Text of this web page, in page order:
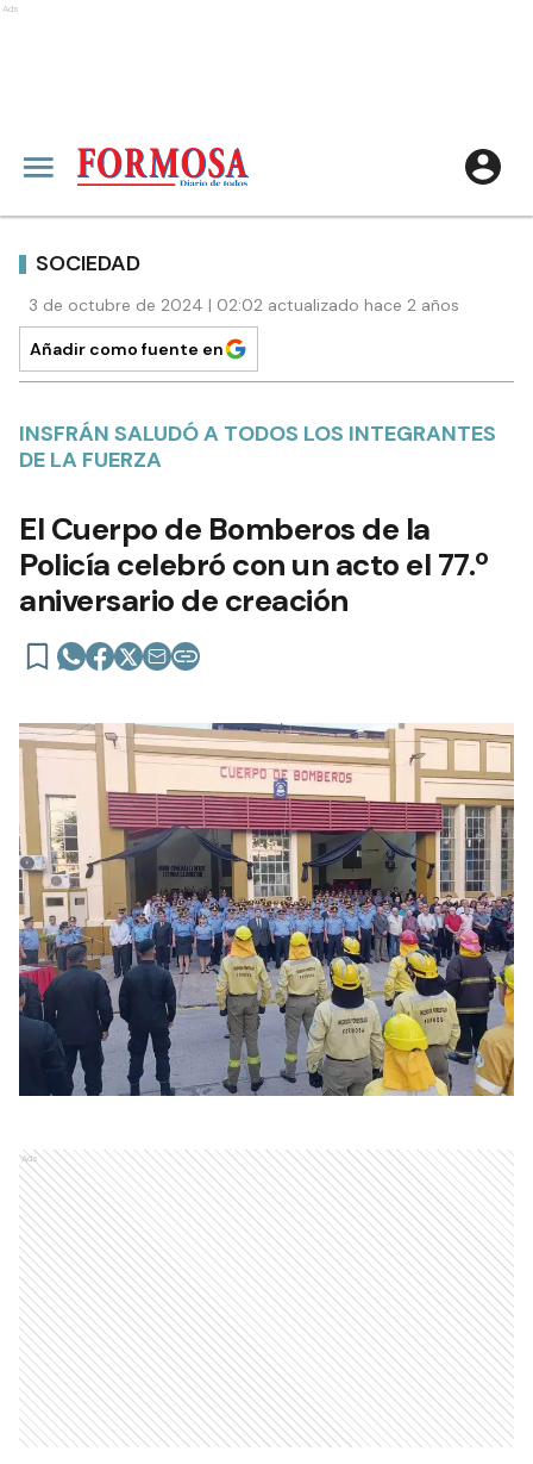
Ads
SOCIEDAD
3 de octubre de 2024 | 02:02 actualizado hace 2 años
Añadir como fuente en
INSFRÁN SALUDÓ A TODOS LOS INTEGRANTES
DE LA FUERZA
El Cuerpo de Bomberos de la
Policía celebró con un acto el 77.º
aniversario de creación
Ads